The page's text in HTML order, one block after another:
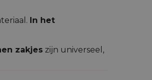
In het
zakjes zijn universeel,